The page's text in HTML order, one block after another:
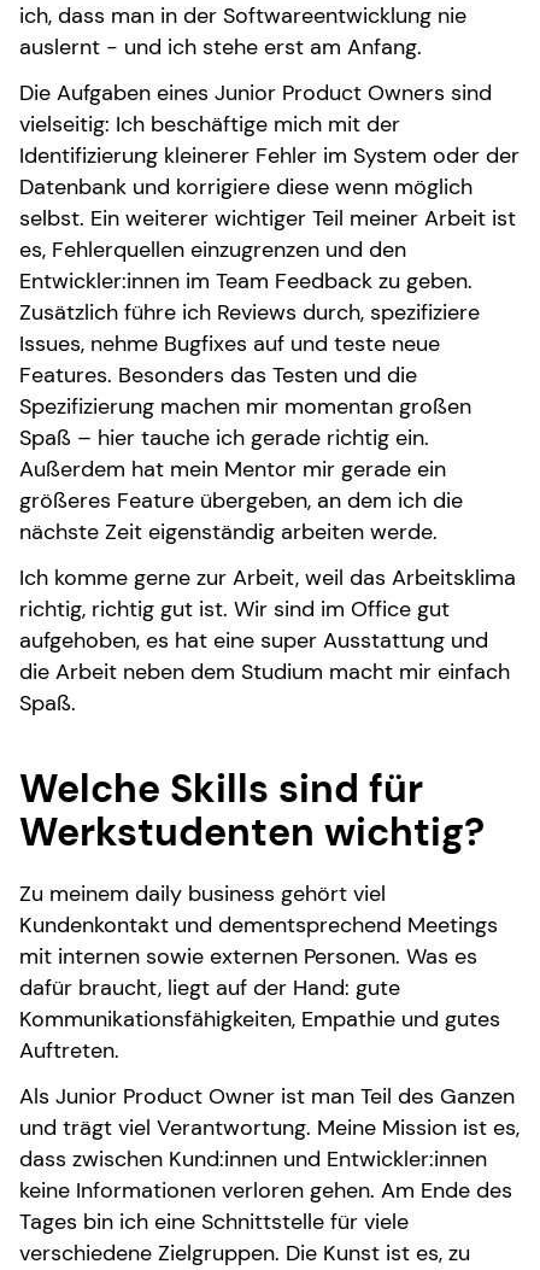
ich, dass man in der Softwareentwicklung nie
auslernt - und ich stehe erst am Anfang.
Die Aufgaben eines Junior Product Owners sind
vielseitig: Ich beschäftige mich mit der
Identifizierung kleinerer Fehler im System oder der
Datenbank und korrigiere diese wenn möglich
selbst. Ein weiterer wichtiger Teil meiner Arbeit ist
es, Fehlerquellen einzugrenzen und den
Entwickler:innen im Team Feedback zu geben.
Zusätzlich führe ich Reviews durch, spezifiziere
Issues, nehme Bugfixes auf und teste neue
Features. Besonders das Testen und die
Spezifizierung machen mir momentan großen
Spaß – hier tauche ich gerade richtig ein.
Außerdem hat mein Mentor mir gerade ein
größeres Feature übergeben, an dem ich die
nächste Zeit eigenständig arbeiten werde.
Ich komme gerne zur Arbeit, weil das Arbeitsklima
richtig, richtig gut ist. Wir sind im Office gut
aufgehoben, es hat eine super Ausstattung und
die Arbeit neben dem Studium macht mir einfach
Spaß.
Welche Skills sind für
Werkstudenten wichtig?
Zu meinem daily business gehört viel
Kundenkontakt und dementsprechend Meetings
mit internen sowie externen Personen. Was es
dafür braucht, liegt auf der Hand: gute
Kommunikationsfähigkeiten, Empathie und gutes
Auftreten.
Als Junior Product Owner ist man Teil des Ganzen
und trägt viel Verantwortung. Meine Mission ist es,
dass zwischen Kund:innen und Entwickler:innen
keine Informationen verloren gehen. Am Ende des
Tages bin ich eine Schnittstelle für viele
verschiedene Zielgruppen. Die Kunst ist es, zu